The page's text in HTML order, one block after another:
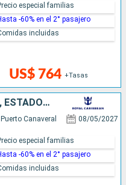
US$ 764 +Tasas
especial familias
-60% en el 2° pasajero
incluidas
BAHAMAS, JAMAICA, MÉXICO, ESTADOS UNIDOS
Puerto Canaveral 08/05/2027
especial familias
-60% en el 2° pasajero
incluidas